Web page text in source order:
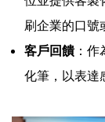
刷企業的口號
客戶回饋：作
化筆，以表達